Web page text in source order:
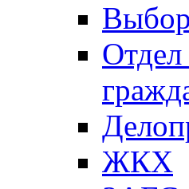
Отдел
ЖКХ